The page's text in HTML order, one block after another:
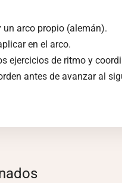
un arco propio (alemán).
en el arco.
ejercicios de ritmo y
antes de avanzar al